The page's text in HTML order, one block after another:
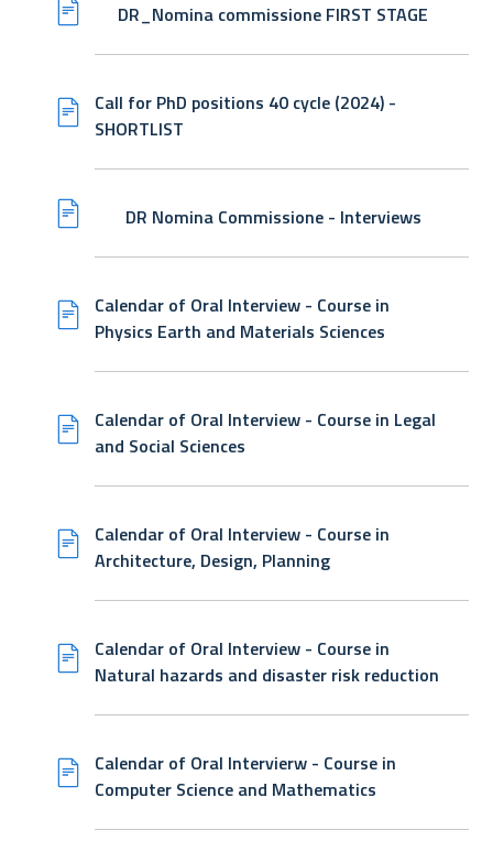
DR_Nomina commissione FIRST STAGE
Call for PhD positions 40 cycle (2024) -
SHORTLIST
DR Nomina Commissione - Interviews
Calendar of Oral Interview - Course in
Physics Earth and Materials Sciences
Calendar of Oral Interview - Course in Legal
and Social Sciences
Calendar of Oral Interview - Course in
Architecture, Design, Planning
Calendar of Oral Interview - Course in
Natural hazards and disaster risk reduction
Calendar of Oral Intervierw - Course in
Computer Science and Mathematics